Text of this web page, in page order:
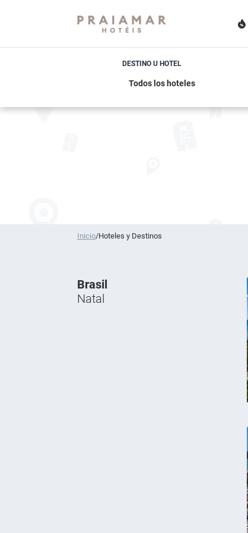
DESTINO U HOTEL
Inicio/Hoteles y Destinos
Brasil
Natal